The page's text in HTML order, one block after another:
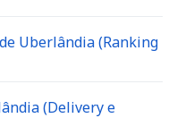
Uberlândia (Ranking
(Delivery e